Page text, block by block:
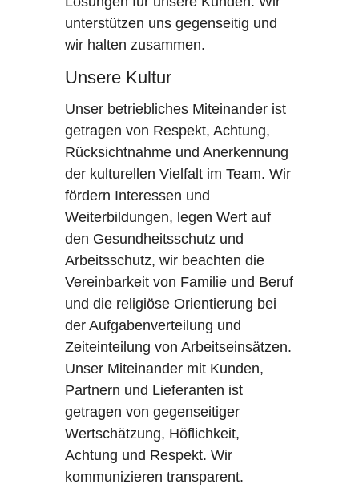
unterstützen uns gegenseitig und
wir halten zusammen.
Unsere Kultur
Unser betriebliches Miteinander ist
getragen von Respekt, Achtung,
Rücksichtnahme und Anerkennung
der kulturellen Vielfalt im Team. Wir
fördern Interessen und
Weiterbildungen, legen Wert auf
den Gesundheitsschutz und
Arbeitsschutz, wir beachten die
Vereinbarkeit von Familie und Beruf
und die religiöse Orientierung bei
der Aufgabenverteilung und
Zeiteinteilung von Arbeitseinsätzen.
Unser Miteinander mit Kunden,
Partnern und Lieferanten ist
getragen von gegenseitiger
Wertschätzung, Höflichkeit,
Achtung und Respekt. Wir
kommunizieren transparent.